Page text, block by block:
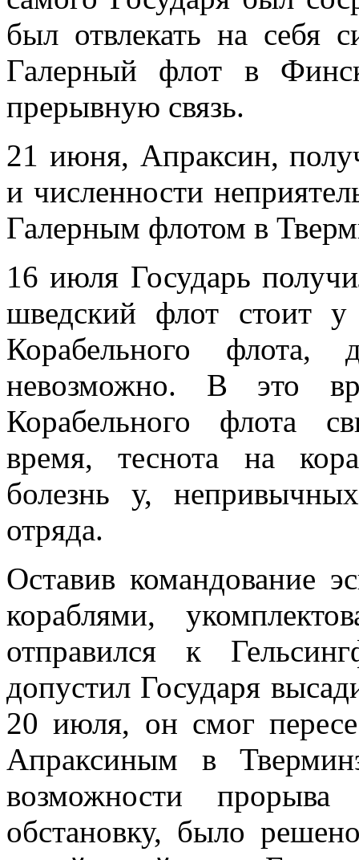
был отвлекать на себя
Галер­ный флот в
прерывную связь.
21 июня, Апраксин,
и численности
Галерным флотом в
16 июля Государь
шведский флот стоит
Корабельного
невозможно. В это
Корабельного флота
время, теснота на
болезнь у,
отряда.
Оставив командование
кораблями,
отправился к
допустил Госу­даря
20 июля, он смог
Апраксиным в
возможности
обстановку, было